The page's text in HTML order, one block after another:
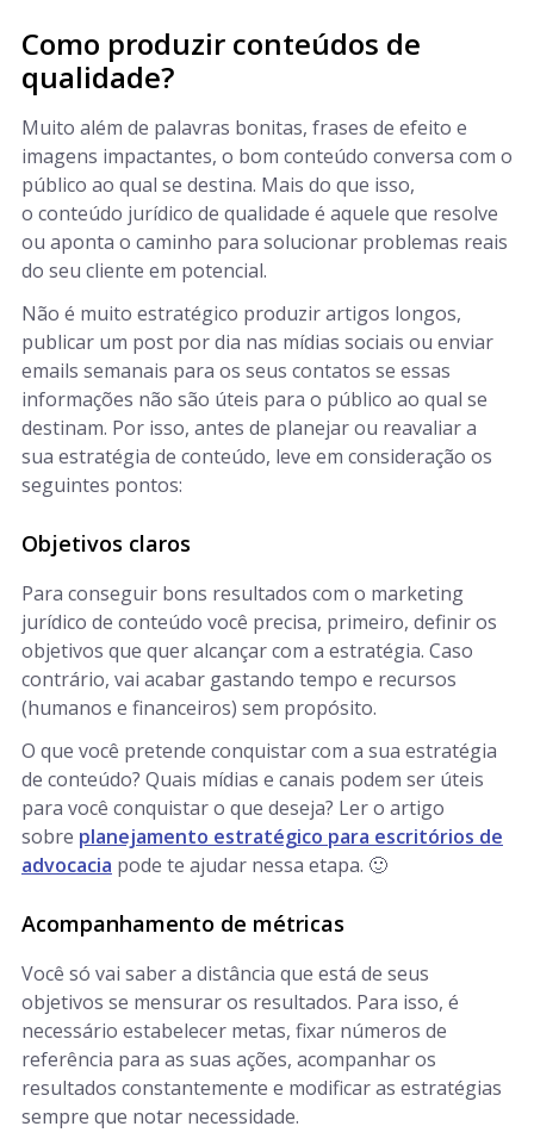
Como produzir conteúdos de
qualidade?
Muito além de palavras bonitas, frases de efeito e
imagens impactantes, o bom conteúdo conversa com o
público ao qual se destina. Mais do que isso,
o conteúdo jurídico de qualidade é aquele que resolve
ou aponta o caminho para solucionar problemas reais
do seu cliente em potencial.
Não é muito estratégico produzir artigos longos,
publicar um post por dia nas mídias sociais ou enviar
emails semanais para os seus contatos se essas
informações não são úteis para o público ao qual se
destinam. Por isso, antes de planejar ou reavaliar a
sua estratégia de conteúdo, leve em consideração os
seguintes pontos:
Objetivos claros
Para conseguir bons resultados com o marketing
jurídico de conteúdo você precisa, primeiro, definir os
objetivos que quer alcançar com a estratégia. Caso
contrário, vai acabar gastando tempo e recursos
(humanos e financeiros) sem propósito.
O que você pretende conquistar com a sua estratégia
de conteúdo? Quais mídias e canais podem ser úteis
para você conquistar o que deseja? Ler o artigo
sobre planejamento estratégico para escritórios de
advocacia pode te ajudar nessa etapa. 🙂
Acompanhamento de métricas
Você só vai saber a distância que está de seus
objetivos se mensurar os resultados. Para isso, é
necessário estabelecer metas, fixar números de
referência para as suas ações, acompanhar os
resultados constantemente e modificar as estratégias
sempre que notar necessidade.